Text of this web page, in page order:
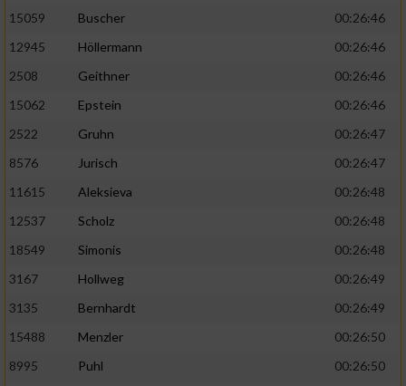
15059
Buscher
00:26:46
12945
Höllermann
00:26:46
2508
Geithner
00:26:46
15062
Epstein
00:26:46
2522
Gruhn
00:26:47
8576
Jurisch
00:26:47
11615
Aleksieva
00:26:48
12537
Scholz
00:26:48
18549
Simonis
00:26:48
3167
Hollweg
00:26:49
3135
Bernhardt
00:26:49
15488
Menzler
00:26:50
8995
Puhl
00:26:50